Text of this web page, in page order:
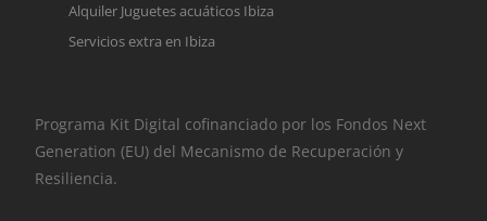
Alquiler Juguetes acuáticos Ibiza
Servicios extra en Ibiza
Programa Kit Digital cofinanciado por los Fondos Next
Generation (EU) del Mecanismo de Recuperación y
Resiliencia.